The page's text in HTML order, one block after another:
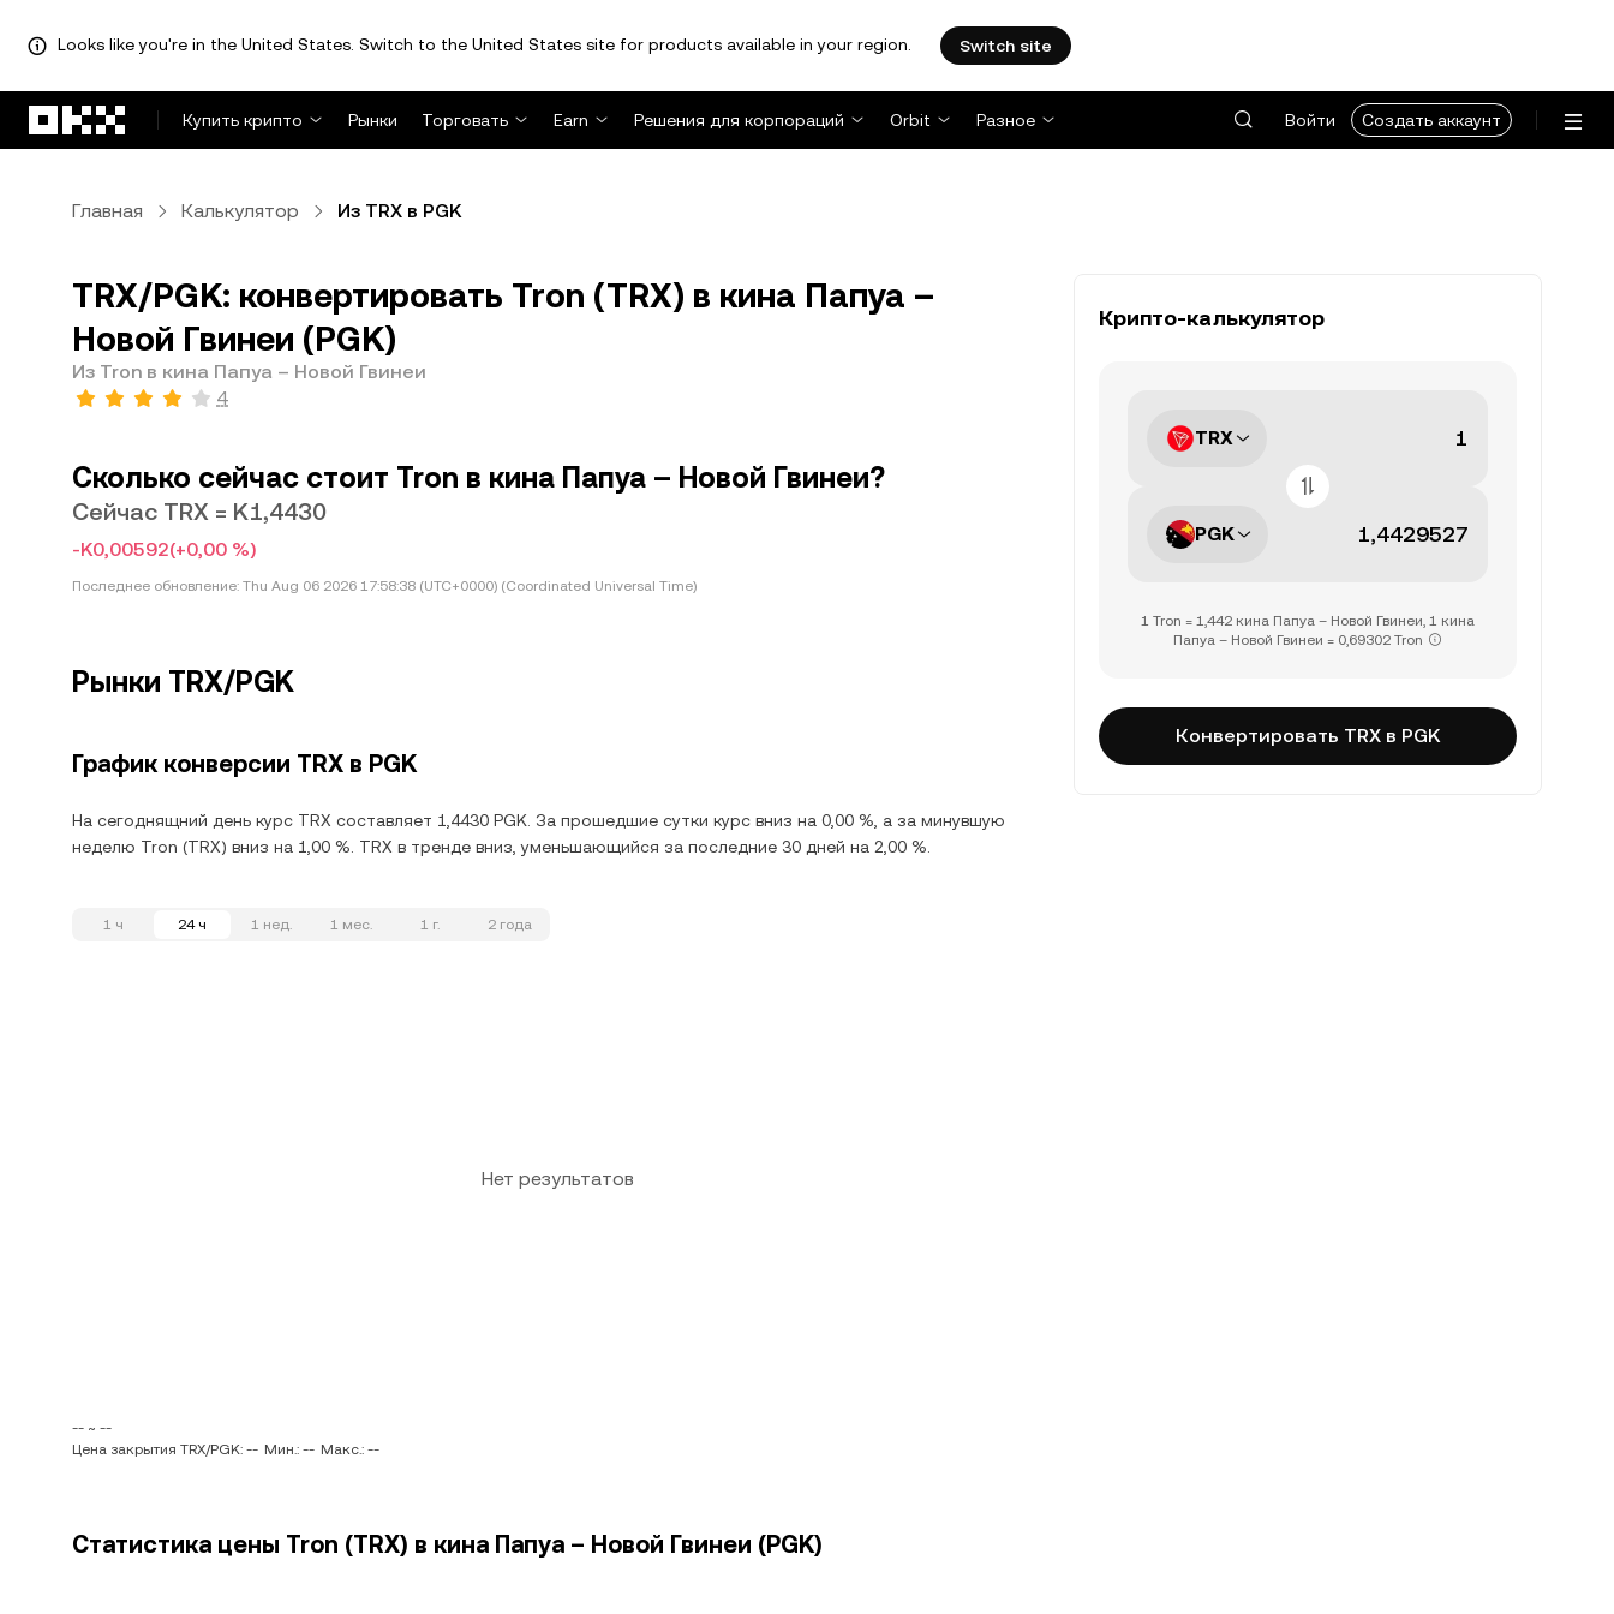
Looks like you're in the United States. Switch to the United States site for products available in your region. Switch site
Купить крипто
Рынки Торговать Earn Решения для корпораций Orbit Разное Войти Создать аккаунт
Главная Калькулятор Из TRX в PGK
TRX/PGK: конвертировать Tron (TRX) в кина Папуа –
Новой Гвинеи (PGK)
Из Tron в кина Папуа – Новой Гвинеи
4
Сколько сейчас стоит Tron в кина Папуа – Новой Гвинеи?
Сейчас TRX = K1,4430
-K0,00592(+0,00 %)
Последнее обновление: Thu Aug 06 2026 17:58:38 (UTC+0000) (Coordinated Universal Time)
Рынки TRX/PGK
График конверсии TRX в PGK
На сегоднящний день курс TRX составляет 1,4430 PGK. За прошедшие сутки курс вниз на 0,00 %, а за минувшую
неделю Tron (TRX) вниз на 1,00 %. TRX в тренде вниз, уменьшающийся за последние 30 дней на 2,00 %.
1 ч 24 ч 1 нед. 1 мес. 1 г. 2 года
Нет результатов
-- ~ --
Цена закрытия TRX/PGK: -- Мин.: -- Макс.: --
Статистика цены Tron (TRX) в кина Папуа – Новой Гвинеи (PGK)
Крипто-калькулятор
TRX
PGK
1 Tron = 1,442 кина Папуа – Новой Гвинеи, 1 кина
Папуа – Новой Гвинеи = 0,69302 Tron
Конвертировать TRX в PGK